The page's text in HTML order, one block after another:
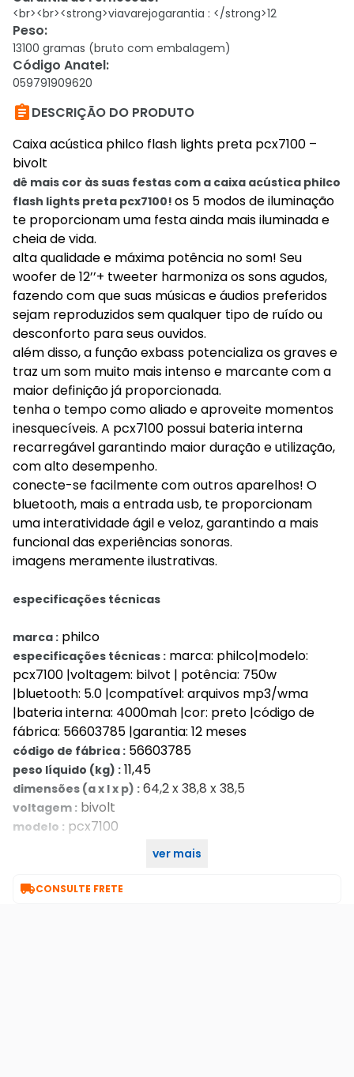
<br><br><strong>viavarejogarantia : </strong>12
Peso:
13100 gramas (bruto com embalagem)
Código Anatel:
059791909620
DESCRIÇÃO DO PRODUTO
Caixa acústica philco flash lights preta pcx7100 –
bivolt
dê mais cor às suas festas com a caixa acústica philco
flash lights preta pcx7100! os 5 modos de iluminação
te proporcionam uma festa ainda mais iluminada e
cheia de vida.
alta qualidade e máxima potência no som! Seu
woofer de 12’’+ tweeter harmoniza os sons agudos,
fazendo com que suas músicas e áudios preferidos
sejam reproduzidos sem qualquer tipo de ruído ou
desconforto para seus ouvidos.
além disso, a função exbass potencializa os graves e
traz um som muito mais intenso e marcante com a
maior definição já proporcionada.
tenha o tempo como aliado e aproveite momentos
inesquecíveis. A pcx7100 possui bateria interna
recarregável garantindo maior duração e utilização,
com alto desempenho.
conecte-se facilmente com outros aparelhos! O
bluetooth, mais a entrada usb, te proporcionam
uma interatividade ágil e veloz, garantindo a mais
funcional das experiências sonoras.
imagens meramente ilustrativas.
especificações técnicas
marca : philco
especificações técnicas : marca: philco|modelo:
pcx7100 |voltagem: bilvot | potência: 750w
|bluetooth: 5.0 |compatível: arquivos mp3/wma
|bateria interna: 4000mah |cor: preto |código de
fábrica: 56603785 |garantia: 12 meses
código de fábrica : 56603785
peso líquido (kg) : 11,45
dimensões (a x l x p) : 64,2 x 38,8 x 38,5
voltagem : bivolt
modelo : pcx7100
ver mais
CONSULTE FRETE